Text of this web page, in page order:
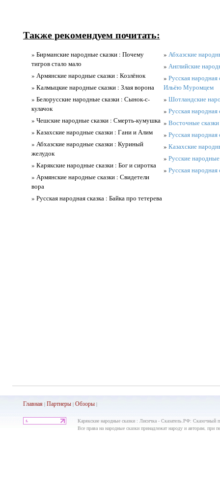
Также рекомендуем почитать:
» Бирманские народные сказки : Почему
тигров стало мало
» Армянские народные сказки : Козлёнок
» Калмыцкие народные сказки : Злая ворона
» Белорусские народные сказки : Сынок-с-
кулачок
» Чешские народные сказки : Смерть-кумушка
» Казахские народные сказки : Гани и Алим
» Абхазские народные сказки : Куриный
желудок
» Карякские народные сказки : Бог и сиротка
» Армянские народные сказки : Свидетели
вора
» Русская народная сказка : Байка про тетерева
» Абхазские
» Английские
» Русская народная
Ильёю Муромцем
» Шотландские
» Русская народная
» Восточные
» Русская
» Казахские
» Русские
» Русская
Главная| Партнеры| Обзоры|
Карякские народные сказки : Лисичка - Сказатель.РФ: Сказочный
Все права на народные сказки принадлежат народу и авторам, при